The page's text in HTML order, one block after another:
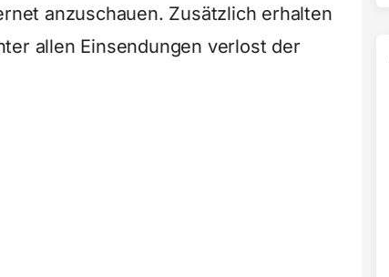
anzuschauen. Zusätzlich erhalten
allen Einsendungen verlost der